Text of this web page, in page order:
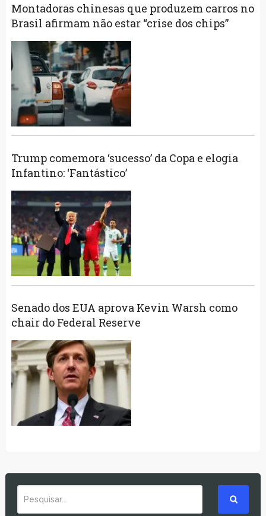
Montadoras chinesas que produzem carros no
Brasil afirmam não estar “crise dos chips”
Trump comemora ‘sucesso’ da Copa e elogia
Infantino: ‘Fantástico’
Senado dos EUA aprova Kevin Warsh como
chair do Federal Reserve